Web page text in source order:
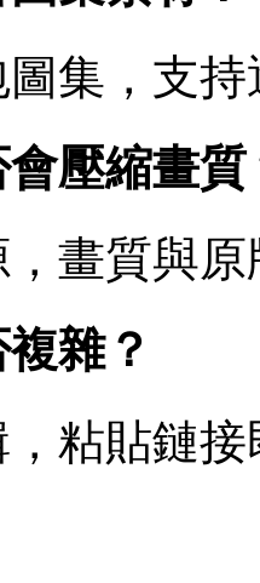
集，支
壓縮畫質
畫質與
雜？
粘貼鏈